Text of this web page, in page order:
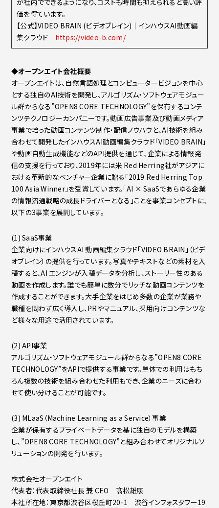
が社内でできるようになり、コストも時間も抑えられると高い評
価を得ています。
【公式】VIDEO BRAIN (ビデオブレイン)｜インハウスAI動画編
集クラウド https://video-b.com/
◆オープンエイト会社概要
オープンエイトは、自然言語処理とコンピュータービジョンを中心
とする独自のAI技術を開発し、アルゴリズム・ソフトウェアモジュー
ル群からなる”OPEN8 CORE TECHNOLOGY”を保有するコンテ
ンツテクノロジーカンパニーです。動画広告事業及び動画メディア
事業で培った動画コンテンツ制作・配信ノウハウと、AI技術を組み
合わせて開発したインハウスAI動画編集クラウド「VIDEO BRAIN」
や動画自動生成機能などのAPI提供を通じて、企業による情報発
信の支援を行っており、2019年には米 Red Herring社がアジアに
おける革新的なベンチャー企業に贈る「2019 Red Herring Top
100 Asia Winner」を受賞しています。「AI × SaaSであらゆる企業
の情報流通戦略の成長ドライバーとなる」ことを事業コンセプトに、
以下の3事業を展開しています。
(1) SaaS事業
企業向けにインハウスAI 動画編集クラウド「VIDEO BRAIN」（ビデ
オブレイン）の提供を行っています。写真やテキストなどの素材を入
稿すると、AI エンジンが入稿データを分析し、ストーリー性のある
動画を作成します。誰でも簡単に数分でリッチな動画コンテンツを
作成することができます。大手企業をはじめ多数の企業が業務や
職種を問わず広く導入し、PRやマニュアル、採用向けコンテンツな
ど様々な用途で活用されています。
(2) API事業
アルゴリズム・ソフトウェアモジュール群からなる”OPEN8 CORE
TECHNOLOGY”をAPIで提供する事業です。単体での利用はもち
ろん複数の技術を組み合わせた利用もでき、企業のニーズに合わ
せて使い分けることが可能です。
(3) MLaaS（Machine Learning as a Service）事業
企業が保有するプライベートデータを基に独自のモデルを構築
し、”OPEN8 CORE TECHNOLOGY”と組み合わせてオリジナルソ
リューションの開発を行います。
株式会社オープンエイト
代表者：代表取締役社長 兼 CEO 髙松雄康
本社所在地：東京都渋谷区桜丘町20-1 渋谷インフォスタワー19